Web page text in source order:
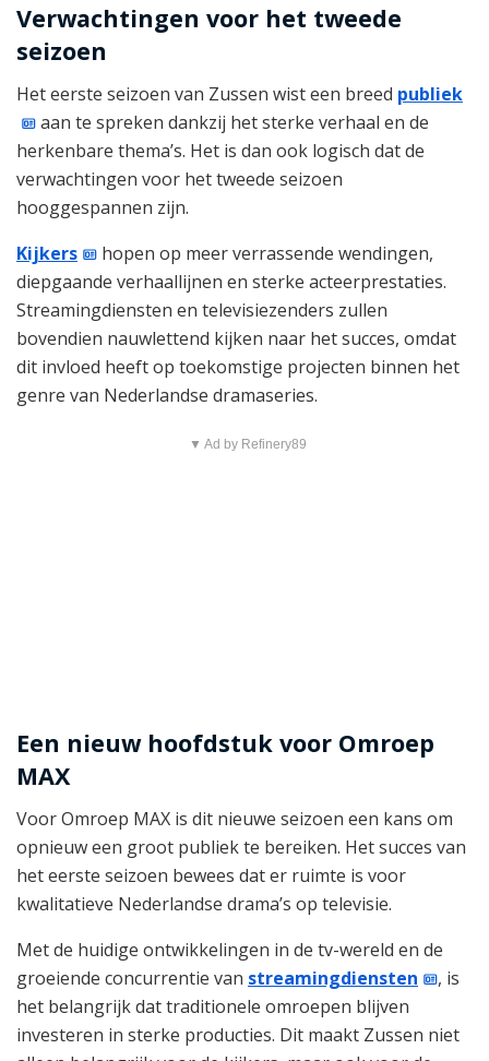
Verwachtingen voor het tweede
seizoen
Het eerste seizoen van Zussen wist een breed publiek
aan te spreken dankzij het sterke verhaal en de
herkenbare thema’s. Het is dan ook logisch dat de
verwachtingen voor het tweede seizoen
hooggespannen zijn.
Kijkers
hopen op meer verrassende wendingen,
diepgaande verhaallijnen en sterke acteerprestaties.
Streamingdiensten en televisiezenders zullen
bovendien nauwlettend kijken naar het succes, omdat
dit invloed heeft op toekomstige projecten binnen het
genre van Nederlandse dramaseries.
▼ Ad by Refinery89
Een nieuw hoofdstuk voor Omroep
MAX
Voor Omroep MAX is dit nieuwe seizoen een kans om
opnieuw een groot publiek te bereiken. Het succes van
het eerste seizoen bewees dat er ruimte is voor
kwalitatieve Nederlandse drama’s op televisie.
Met de huidige ontwikkelingen in de tv-wereld en de
groeiende concurrentie van streamingdiensten
, is
het belangrijk dat traditionele omroepen blijven
investeren in sterke producties. Dit maakt Zussen niet